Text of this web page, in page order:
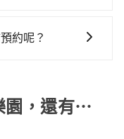
客的人來說就有不
一天包車的價格可
需要報公帳，在預
約呢？
。
園，還有⋯